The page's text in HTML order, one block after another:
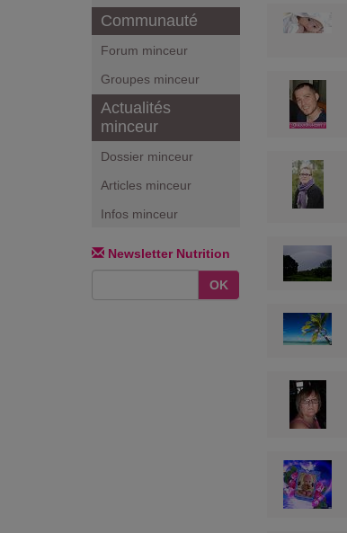
Communauté
Forum minceur
Groupes minceur
Actualités
minceur
Dossier minceur
Articles minceur
Infos minceur
Newsletter Nutrition
OK